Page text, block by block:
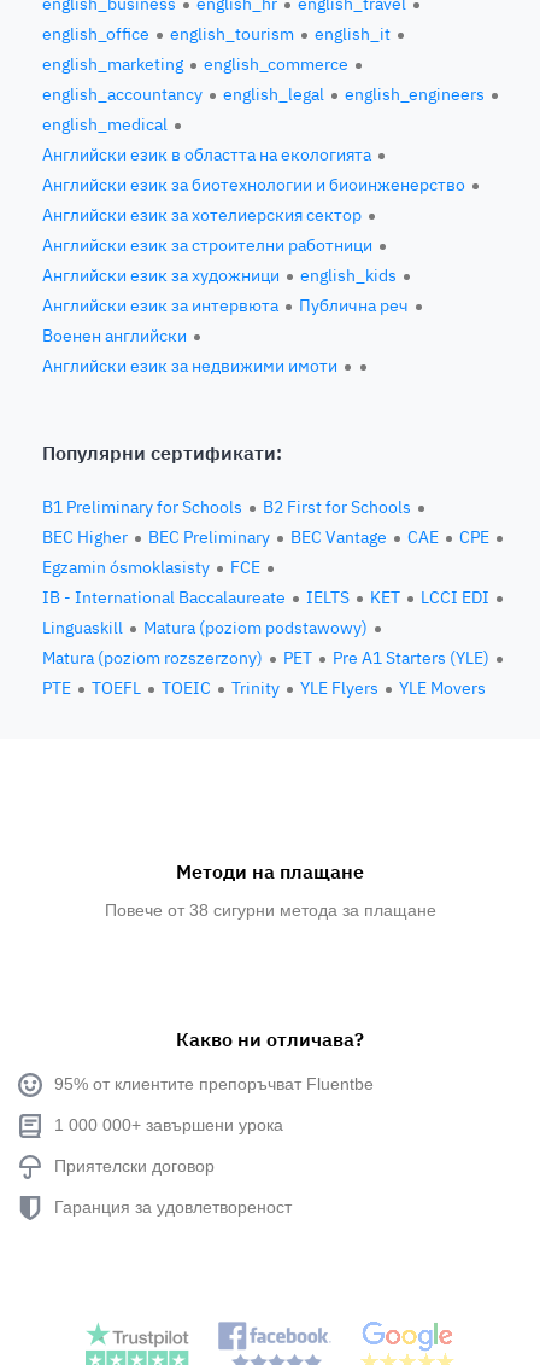
english_office
english_tourism
english_it
english_marketing
english_commerce
english_accountancy
english_legal
english_engineers
english_medical
Английски език в областта на екологията
Английски език за биотехнологии и биоинженерство
Английски език за хотелиерския сектор
Английски език за строителни работници
Английски език за художници
english_kids
Английски език за интервюта
Публична реч
Военен английски
Английски език за недвижими имоти
Популярни сертификати:
B1 Preliminary for Schools
B2 First for Schools
BEC Higher
BEC Preliminary BEC Vantage CAE
CPE
Egzamin ósmoklasisty
FCE
IB - International Baccalaureate
IELTS KET
LCCI EDI
Linguaskill
Matura (poziom podstawowy)
Matura (poziom rozszerzony)
PET
Pre A1 Starters (YLE)
PTE
TOEFL TOEIC Trinity YLE Flyers YLE Movers
Методи на плащане
Повече от 38 сигурни метода за плащане
Какво ни отличава?
95% от клиентите препоръчват Fluentbe
1 000 000+ завършени урока
Приятелски договор
Гаранция за удовлетвореност